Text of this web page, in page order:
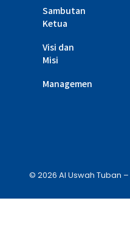
Sambutan
Ketua
Visi dan
Misi
Managemen
© 2026 Al Uswah Tuban